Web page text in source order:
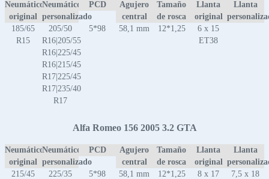
Neumático
original
Neumático
personalizado
PCD
Agujero
central
Tamaño
de rosca
Llanta
original
Llanta
185/65
R15
205/50
R16|205/55
R16|225/45
R16|215/45
R17|225/45
R17|235/40
R17
5*98 58,1 mm 12*1,25
6 x 15
ET38
Alfa Romeo 156 2005 3.2 GTA
Neumático
original
Neumático
personalizado
PCD
Agujero
central
Tamaño
de rosca
Llanta
original
Llanta
215/45
225/35
5*98 58,1 mm 12*1,25
8 x 17
7,5 x 18